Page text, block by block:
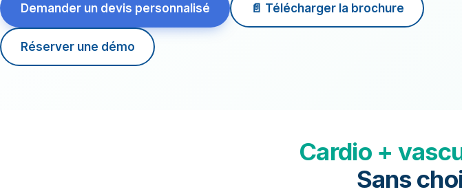
Demander un devis personnalisé 📄 Télécharger la brochure
Réserver une démo
Cardio +
Sans